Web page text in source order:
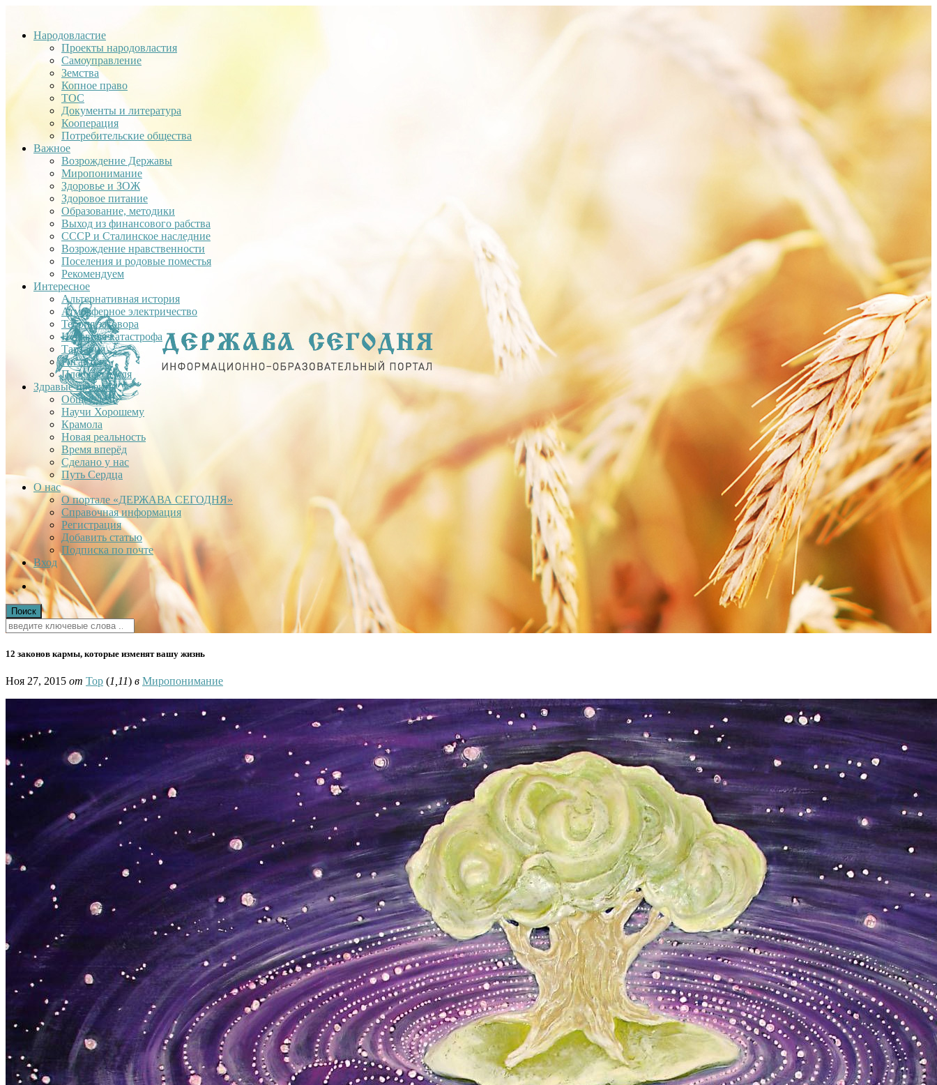
Народовластие
Проекты народовластия
Самоуправление
Земства
Копное право
ТОС
Документы и литература
Кооперация
Потребительские общества
Важное
Возрождение Державы
Миропонимание
Здоровье и ЗОЖ
Здоровое питание
Образование, методики
Выход из финансового рабства
СССР и Сталинское наследние
Возрождение нравственности
Поселения и родовые поместья
Рекомендуем
Интересное
Альтернативная история
Атмосферное электричество
Теория заговора
Недавняя катастрофа
Тартария
Гиганты
Плоская Земля
Здравые проекты
Общее дело
Научи Хорошему
Крамола
Новая реальность
Время вперёд
Сделано у нас
Путь Сердца
О нас
О портале «ДЕРЖАВА СЕГОДНЯ»
Справочная информация
Регистрация
Добавить статью
Подписка по почте
Вход
12 законов кармы, которые изменят вашу жизнь
Ноя 27, 2015 от Тор (1,11) в Миропонимание